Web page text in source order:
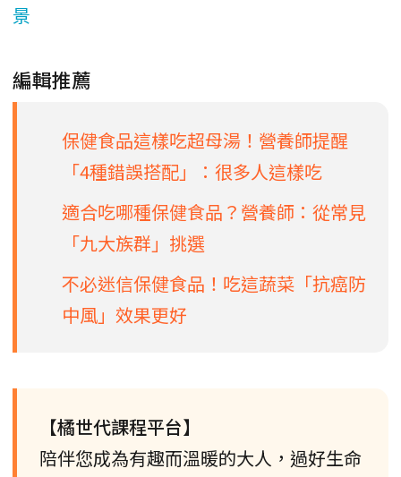
景
編輯推薦
保健食品這樣吃超母湯！營養師提醒
「4種錯誤搭配」：很多人這樣吃
適合吃哪種保健食品？營養師：從常見
「九大族群」挑選
不必迷信保健食品！吃這蔬菜「抗癌防
中風」效果更好
【橘世代課程平台】
陪伴您成為有趣而溫暖的大人，過好生命